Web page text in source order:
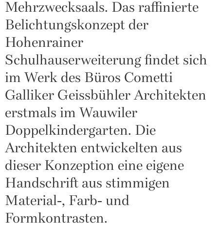
Mehrzwecksaals. Das raffinierte
Belichtungskonzept der
Hohenrainer
Schulhauserweiterung findet sich
im Werk des Büros Cometti
Galliker Geissbühler Architekten
erstmals im Wauwiler
Doppelkindergarten. Die
Architekten entwickelten aus
dieser Konzeption eine eigene
Handschrift aus stimmigen
Material-, Farb- und
Formkontrasten.